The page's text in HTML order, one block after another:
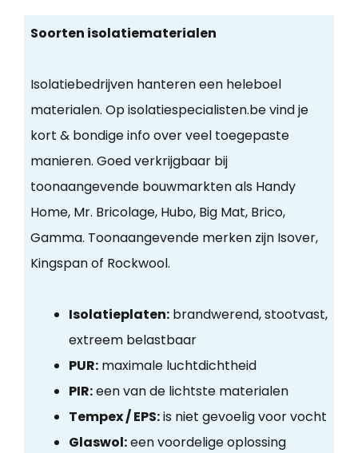
Soorten isolatiematerialen
Isolatiebedrijven hanteren een heleboel
materialen. Op isolatiespecialisten.be vind je
kort & bondige info over veel toegepaste
manieren. Goed verkrijgbaar bij
toonaangevende bouwmarkten als Handy
Home, Mr. Bricolage, Hubo, Big Mat, Brico,
Gamma. Toonaangevende merken zijn Isover,
Kingspan of Rockwool.
Isolatieplaten:brandwerend, stootvast,
extreem belastbaar
PUR:maximale luchtdichtheid
PIR:een van de lichtste materialen
Tempex / EPS:is niet gevoelig voor vocht
Glaswol:een voordelige oplossing